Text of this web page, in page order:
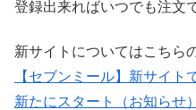
登録出来ればいつでも注文
新サイトについてはこちら
【セブンミール】新サイト
新たにスタート（お知らせ